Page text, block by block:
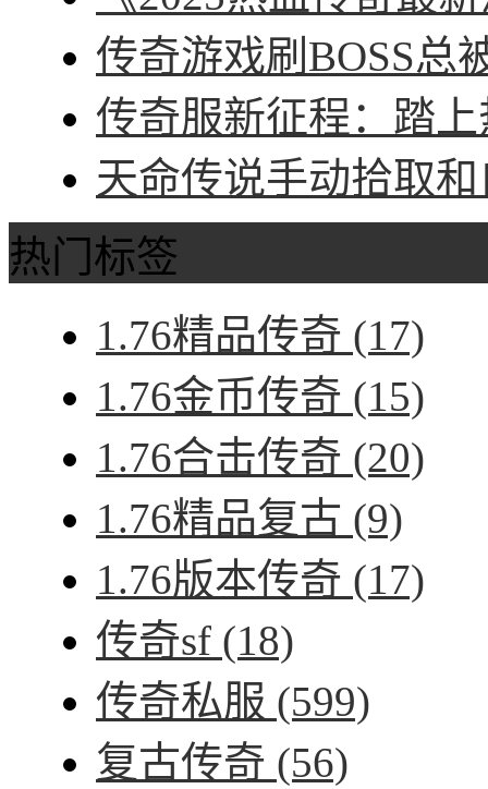
传奇游戏刷BOSS总
传奇服新征程：踏
天命传说手动拾取
热门标签
1.76精品传奇 (17)
1.76金币传奇 (15)
1.76合击传奇 (20)
1.76精品复古 (9)
1.76版本传奇 (17)
传奇sf (18)
传奇私服 (599)
复古传奇 (56)